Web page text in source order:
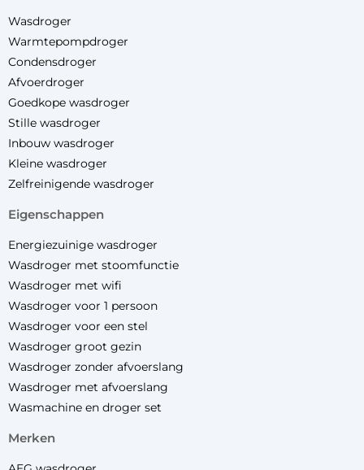
Wasdroger
Warmtepompdroger
Condensdroger
Afvoerdroger
Goedkope wasdroger
Stille wasdroger
Inbouw wasdroger
Kleine wasdroger
Zelfreinigende wasdroger
eigenschappen
Energiezuinige wasdroger
Wasdroger met stoomfunctie
Wasdroger met wifi
Wasdroger voor 1 persoon
Wasdroger voor een stel
Wasdroger groot gezin
Wasdroger zonder afvoerslang
Wasdroger met afvoerslang
Wasmachine en droger set
merken